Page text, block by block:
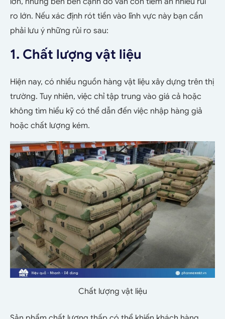
ro lớn. Nếu xác định rót tiền vào lĩnh vực này bạn cần
phải lưu ý những rủi ro sau:
1. Chất lượng vật liệu
Hiện nay, có nhiều nguồn hàng vật liệu xây dựng trên thị
trường. Tuy nhiên, việc chỉ tập trung vào giá cả hoặc
không tìm hiểu kỹ có thể dẫn đến việc nhập hàng giả
hoặc chất lượng kém.
Chất lượng vật liệu